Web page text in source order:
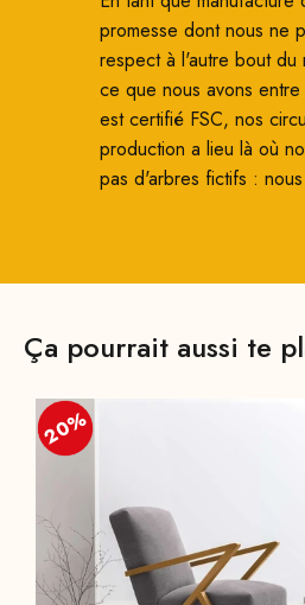
promesse dont nous ne
respect à l'autre bout du
ce que nous avons
est certifié FSC, nos
production a lieu là où
pas d'arbres fictifs :
Ça pourrait aussi te
20%
20%